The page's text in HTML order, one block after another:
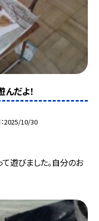
だよ！
2025/10/30
遊びました。自分のお